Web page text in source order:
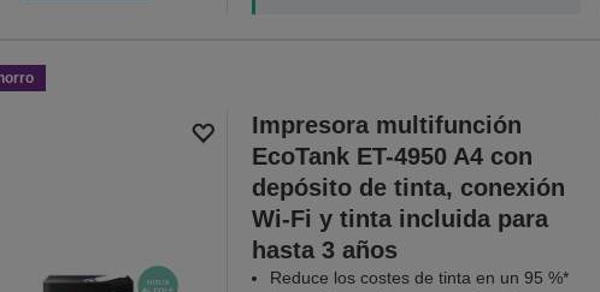
Impresora multifunción
EcoTank ET-4950 A4 con
depósito de tinta, conexión
Wi-Fi y tinta incluida para
hasta 3 años
Reduce los costes de tinta en un 95 %*